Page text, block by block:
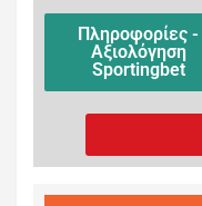
Πληροφορίες -
Αξιολόγηση
Sportingbet